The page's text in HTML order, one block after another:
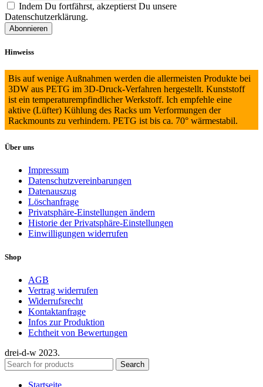
Indem Du fortfährst, akzeptierst Du unsere
Datenschutzerklärung.
Hinweiss
Bis auf wenige Außnahmen werden die allermeisten Produkte bei
3DW aus PETG im 3D-Druck-Verfahren hergestellt. Kunststoff
ist ein temperaturempfindlicher Werkstoff. Ich empfehle eine
aktive (Lüfter) Kühlung des Racks um Verformungen der
Rackmounts zu verhindern. PETG ist bis ca. 70° wärmestabil.
Über uns
Impressum
Datenschutzvereinbarungen
Datenauszug
Löschanfrage
Privatsphäre-Einstellungen ändern
Historie der Privatsphäre-Einstellungen
Einwilligungen widerrufen
Shop
AGB
Vertrag widerrufen
Widerrufsrecht
Kontaktanfrage
Infos zur Produktion
Echtheit von Bewertungen
drei-d-w 2023.
Search
Startseite